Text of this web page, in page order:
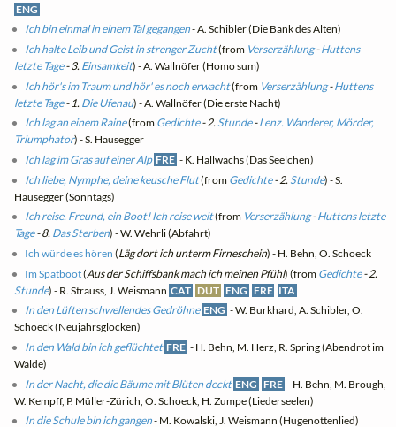
ENG
Ich bin einmal in einem Tal gegangen- A. Schibler (Die Bank des Alten)
Ich halte Leib und Geist in strenger Zucht(from Verserzählung-Huttens
letzte Tage- 3. Einsamkeit) - A. Wallnöfer (Homo sum)
Ich hör's im Traum und hör' es noch erwacht(from Verserzählung-Huttens
letzte Tage- 1. Die Ufenau) - A. Wallnöfer (Die erste Nacht)
Ich lag an einem Raine(from Gedichte- 2. Stunde-Lenz. Wanderer, Mörder,
Triumphator) - S. Hausegger
Ich lag im Gras auf einer Alp FRE - K. Hallwachs (Das Seelchen)
Ich liebe, Nymphe, deine keusche Flut(from Gedichte- 2. Stunde) - S.
Hausegger (Sonntags)
Ich reise. Freund, ein Boot! Ich reise weit(from Verserzählung-Huttens letzte
Tage- 8. Das Sterben) - W. Wehrli (Abfahrt)
Ich würde es hören (Läg dort ich unterm Firneschein) - H. Behn, O. Schoeck
Im Spätboot(Aus der Schiffsbank mach ich meinen Pfühl) (from Gedichte- 2.
Stunde) - R. Strauss, J. Weismann CAT DUT ENG FRE ITA
In den Lüften schwellendes Gedröhne ENG - W. Burkhard, A. Schibler, O.
Schoeck (Neujahrsglocken)
In den Wald bin ich geflüchtet FRE - H. Behn, M. Herz, R. Spring (Abendrot im
Walde)
In der Nacht, die die Bäume mit Blüten deckt ENG FRE - H. Behn, M. Brough,
W. Kempff, P. Müller-Zürich, O. Schoeck, H. Zumpe (Liederseelen)
In die Schule bin ich gangen- M. Kowalski, J. Weismann (Hugenottenlied)